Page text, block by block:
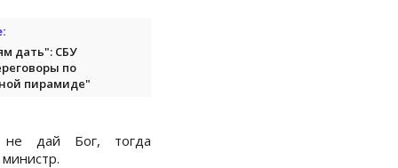
дать": СБУ
по
пирамиде"
не дай Бог, тогда